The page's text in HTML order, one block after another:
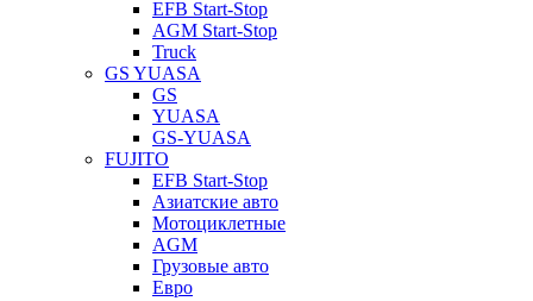
EFB Start-Stop
AGM Start-Stop
Truck
GS YUASA
GS
YUASA
GS-YUASA
FUJITO
EFB Start-Stop
Азиатские авто
Мотоциклетные
AGM
Грузовые авто
Евро